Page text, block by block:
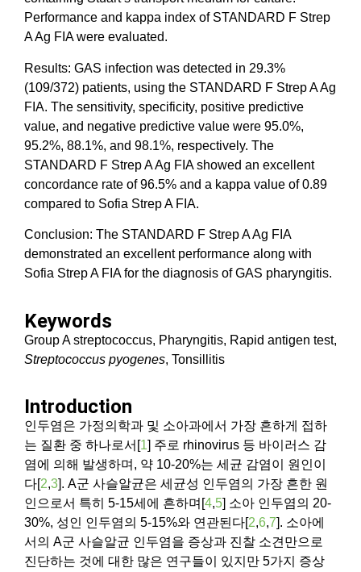
Performance and kappa index of STANDARD F Strep
A Ag FIA were evaluated.
Results: GAS infection was detected in 29.3%
(109/372) patients, using the STANDARD F Strep A Ag
FIA. The sensitivity, specificity, positive predictive
value, and negative predictive value were 95.0%,
95.2%, 88.1%, and 98.1%, respectively. The
STANDARD F Strep A Ag FIA showed an excellent
concordance rate of 96.5% and a kappa value of 0.89
compared to Sofia Strep A FIA.
Conclusion: The STANDARD F Strep A Ag FIA
demonstrated an excellent performance along with
Sofia Strep A FIA for the diagnosis of GAS pharyngitis.
Keywords
Group A streptococcus, Pharyngitis, Rapid antigen test,
Streptococcus pyogenes, Tonsillitis
Introduction
인두염은 가정의학과 및 소아과에서 가장 흔하게 접하
는 질환 중 하나로서[1] 주로 rhinovirus 등 바이러스 감
염에 의해 발생하며, 약 10-20%는 세균 감염이 원인이
다[2,3]. A군 사슬알균은 세균성 인두염의 가장 흔한 원
인으로서 특히 5-15세에 흔하며[4,5] 소아 인두염의 20-
30%, 성인 인두염의 5-15%와 연관된다[2,6,7]. 소아에
서의 A군 사슬알균 인두염을 증상과 진찰 소견만으로
진단하는 것에 대한 많은 연구들이 있지만 5가지 증상